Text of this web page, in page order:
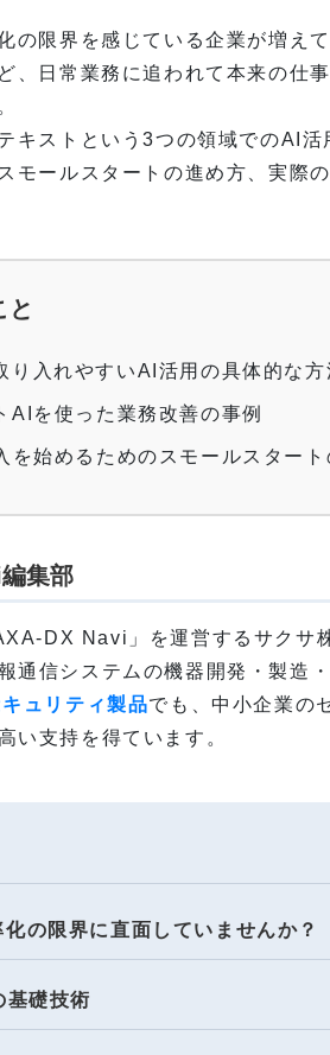
の限界を感じている企業が増え
、日常業務に追われて本来の仕
キストという3つの領域でのAI活
モールスタートの進め方、実際
と
り入れやすいAI活用の具体的な方
AIを使った業務改善の事例
を始めるためのスモールスタート
集部
DX Navi」を運営するサクサ
通信システムの機器開発・製造
ュリティ製品でも、中小企業の
い支持を得ています。
の限界に直面していませんか？
礎技術